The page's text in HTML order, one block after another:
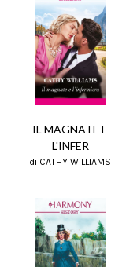
IL MAGNATE E
L'INFER
di CATHY WILLIAMS